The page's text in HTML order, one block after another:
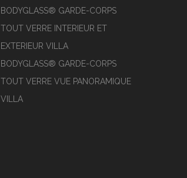
BODYGLASS® GARDE-CORPS
TOUT VERRE INTERIEUR ET
EXTERIEUR VILLA
BODYGLASS® GARDE-CORPS
TOUT VERRE VUE PANORAMIQUE
VILLA